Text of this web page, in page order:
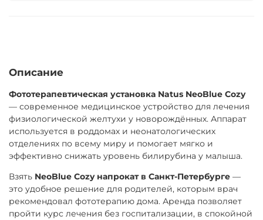
Описание
Фототерапевтическая установка Natus NeoBlue Cozy
— современное медицинское устройство для лечения
физиологической желтухи у новорождённых. Аппарат
используется в роддомах и неонатологических
отделениях по всему миру и помогает мягко и
эффективно снижать уровень билирубина у малыша.
Взять NeoBlue Cozy напрокат в Санкт-Петербурге —
это удобное решение для родителей, которым врач
рекомендовал фототерапию дома. Аренда позволяет
пройти курс лечения без госпитализации, в спокойной